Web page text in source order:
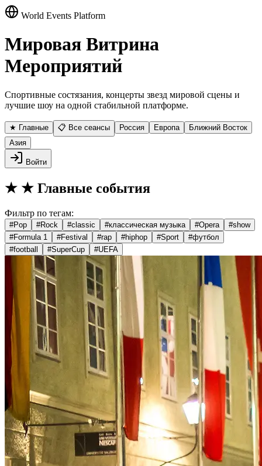
World Events Platform
Мировая Витрина
Мероприятий
Спортивные состязания, концерты звезд мировой сцены и
лучшие шоу на одной стабильной платформе.
★ Главные 📋 Все сеансы Россия Европа
Ближний Восток
Азия
Войти
★ ★ Главные события
Фильтр по тегам:
#Pop #Rock #classic #классическая музыка #Opera #show
#Formula 1 #Festival #rap #hiphop #Sport #футбол
#football #SuperCup #UEFA